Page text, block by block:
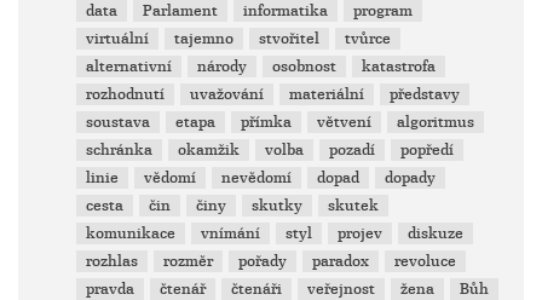
data
Parlament informatika
program
virtuální
tajemno stvořitel
tvůrce
alternativní
národy osobnost
katastrofa
rozhodnutí
uvažování materiální
představy
soustava
etapa přímka větvení
algoritmus
schránka
okamžik volba pozadí
popředí
linie
vědomí nevědomí dopad
dopady
cesta
čin činy skutky
skutek
komunikace
vnímání styl projev
diskuze
rozhlas
rozměr pořady paradox
revoluce
pravda
čtenář čtenáři veřejnost žena
Bůh